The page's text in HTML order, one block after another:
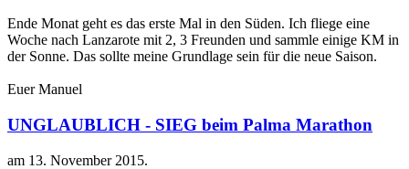
Ende Monat geht es das erste Mal in den Süden. Ich fliege eine
Woche nach Lanzarote mit 2, 3 Freunden und sammle einige KM in
der Sonne. Das sollte meine Grundlage sein für die neue Saison.
Euer Manuel
UNGLAUBLICH - SIEG beim Palma Marathon
am 13. November 2015.